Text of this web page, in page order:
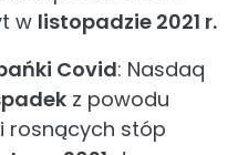
w listopadzie 2021 r.
Covid: Nasdaq
z powodu
rosnących stóp